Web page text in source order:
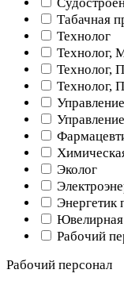
Табачная
Технолог
Технолог,
Технолог,
Технолог,
Эколог
Энергетик
Рабочий
Рабочий персонал